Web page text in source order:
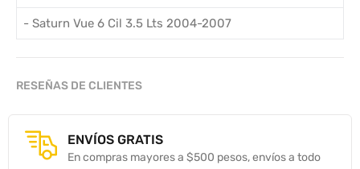
- Saturn Vue 6 Cil 3.5 Lts 2004-2007
RESEÑAS DE CLIENTES
ENVÍOS GRATIS
En compras mayores a $500 pesos, envíos a todo